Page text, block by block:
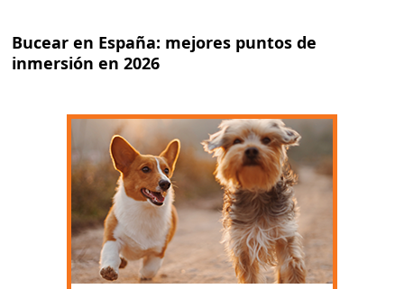
Bucear en España: mejores puntos de
inmersión en 2026